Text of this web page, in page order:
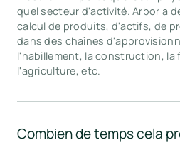
quel secteur d'activité. Arbor a
calcul de produits, d'actifs, de
dans des chaînes
l'habillement, la construction, la
l'agriculture, etc.
Combien de temps cela